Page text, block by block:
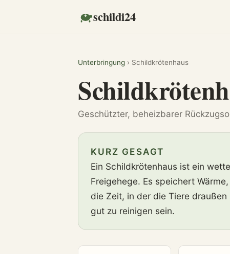
schildi24
Unterbringung › Schildkrötenhaus
Geschützter, beheizbarer
KURZ GESAGT
Ein Schildkrötenhaus ist ein
Freigehege. Es speichert
die Zeit, in der die Tiere
gut zu reinigen sein.